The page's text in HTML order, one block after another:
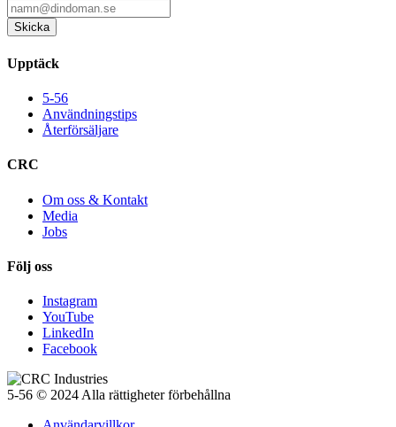
Skicka
Upptäck
5-56
Användningstips
Återförsäljare
CRC
Om oss & Kontakt
Media
Jobs
Följ oss
Instagram
YouTube
LinkedIn
Facebook
5-56 © 2024 Alla rättigheter förbehållna